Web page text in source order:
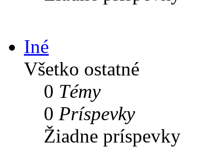
Iné
Všetko ostatné
0 Témy
0 Príspevky
Žiadne príspevky